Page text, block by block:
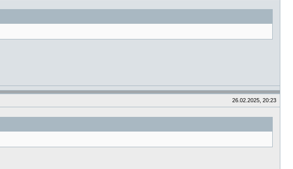
26.02.2025, 20:23